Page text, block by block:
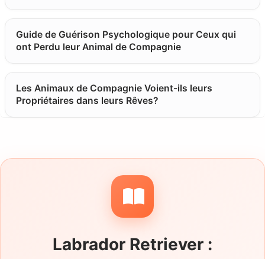
Guide de Guérison Psychologique pour Ceux qui
ont Perdu leur Animal de Compagnie
Les Animaux de Compagnie Voient-ils leurs
Propriétaires dans leurs Rêves?
Labrador Retriever :